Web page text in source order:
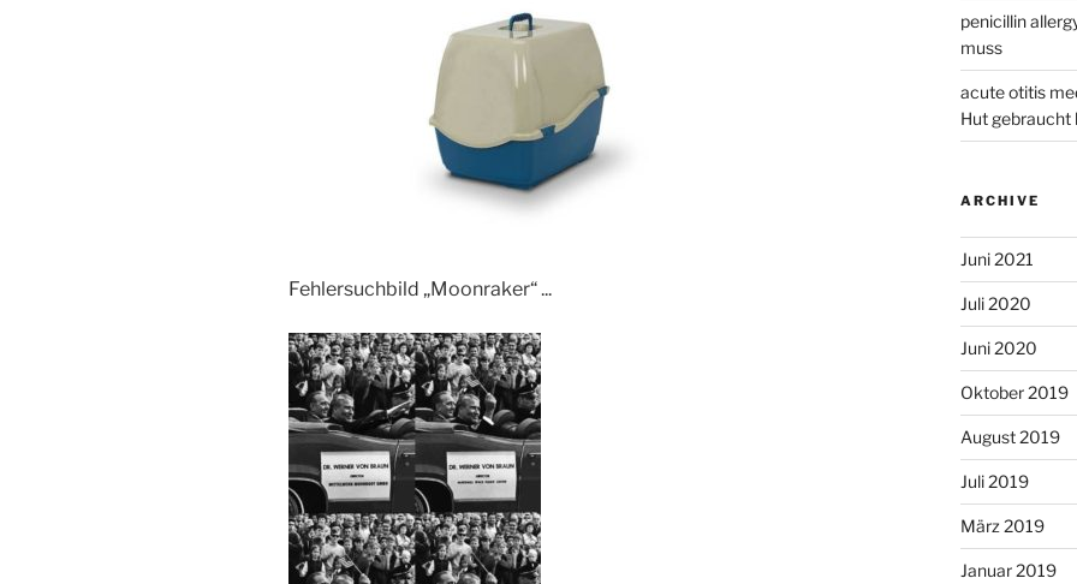
Fehlersuchbild „Moonraker“ ...
penicillin
muss
acute otitis
Hut gebraucht
ARCHIVE
Juni 2021
Juli 2020
Juni 2020
Oktober 2019
August 2019
Juli 2019
März 2019
Januar 2019